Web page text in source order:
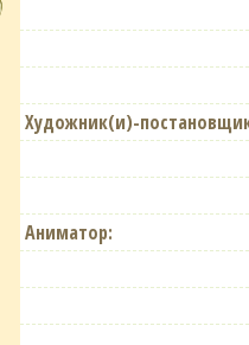
Художник(и)-
Аниматор: